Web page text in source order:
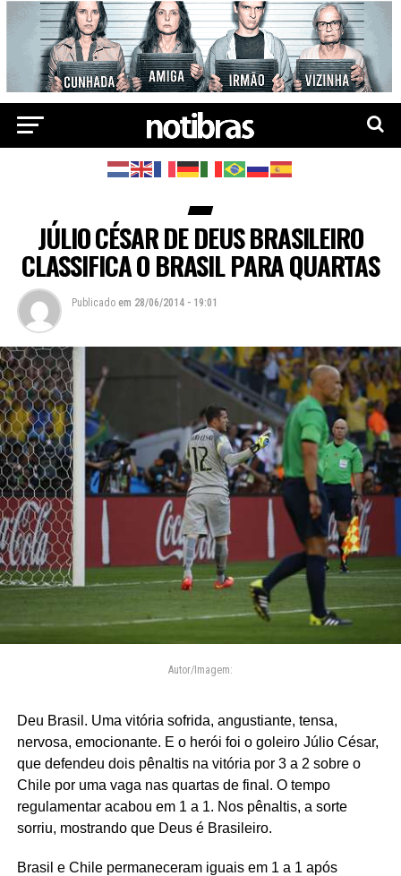
JÚLIO CÉSAR DE DEUS BRASILEIRO
CLASSIFICA O BRASIL PARA QUARTAS
Publicado em 28/06/2014 - 19:01
Autor/Imagem:
Deu Brasil. Uma vitória sofrida, angustiante, tensa,
nervosa, emocionante. E o herói foi o goleiro Júlio César,
que defendeu dois pênaltis na vitória por 3 a 2 sobre o
Chile por uma vaga nas quartas de final. O tempo
regulamentar acabou em 1 a 1. Nos pênaltis, a sorte
sorriu, mostrando que Deus é Brasileiro.
Brasil e Chile permaneceram iguais em 1 a 1 após